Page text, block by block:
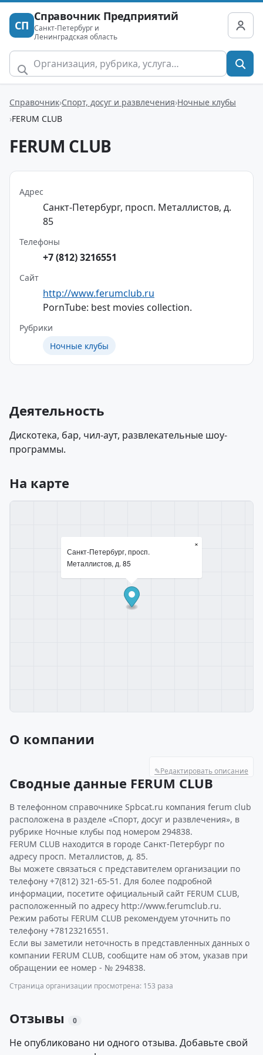
СП
Справочник Предприятий
Санкт-Петербург и
Ленинградская область
Справочник Спорт, досуг и развлечения Ночные клубы
FERUM CLUB
FERUM CLUB
Адрес
Санкт-Петербург, просп. Металлистов, д.
85
Телефоны
+7 (812) 3216551
Сайт
http://www.ferumclub.ru
PornTube: best movies collection.
Рубрики
Ночные клубы
Деятельность
Дискотека, бар, чил-аут, развлекательные шоу-
программы.
На карте
Санкт-Петербург, просп.
Металлистов, д. 85
×
О компании
✎Редактировать описание
Сводные данные FERUM CLUB
В телефонном справочнике Spbcat.ru компания ferum club
расположена в разделе «Спорт, досуг и развлечения», в
рубрике Ночные клубы под номером 294838.
FERUM CLUB находится в городе Санкт-Петербург по
адресу просп. Металлистов, д. 85.
Вы можете связаться с представителем организации по
телефону +7(812) 321-65-51. Для более подробной
информации, посетите официальный сайт FERUM CLUB,
расположенный по адресу http://www.ferumclub.ru.
Режим работы FERUM CLUB рекомендуем уточнить по
телефону +78123216551.
Если вы заметили неточность в представленных данных о
компании FERUM CLUB, сообщите нам об этом, указав при
обращении ее номер - № 294838.
Страница организации просмотрена: 153 раза
Отзывы 0
Не опубликовано ни одного отзыва. Добавьте свой